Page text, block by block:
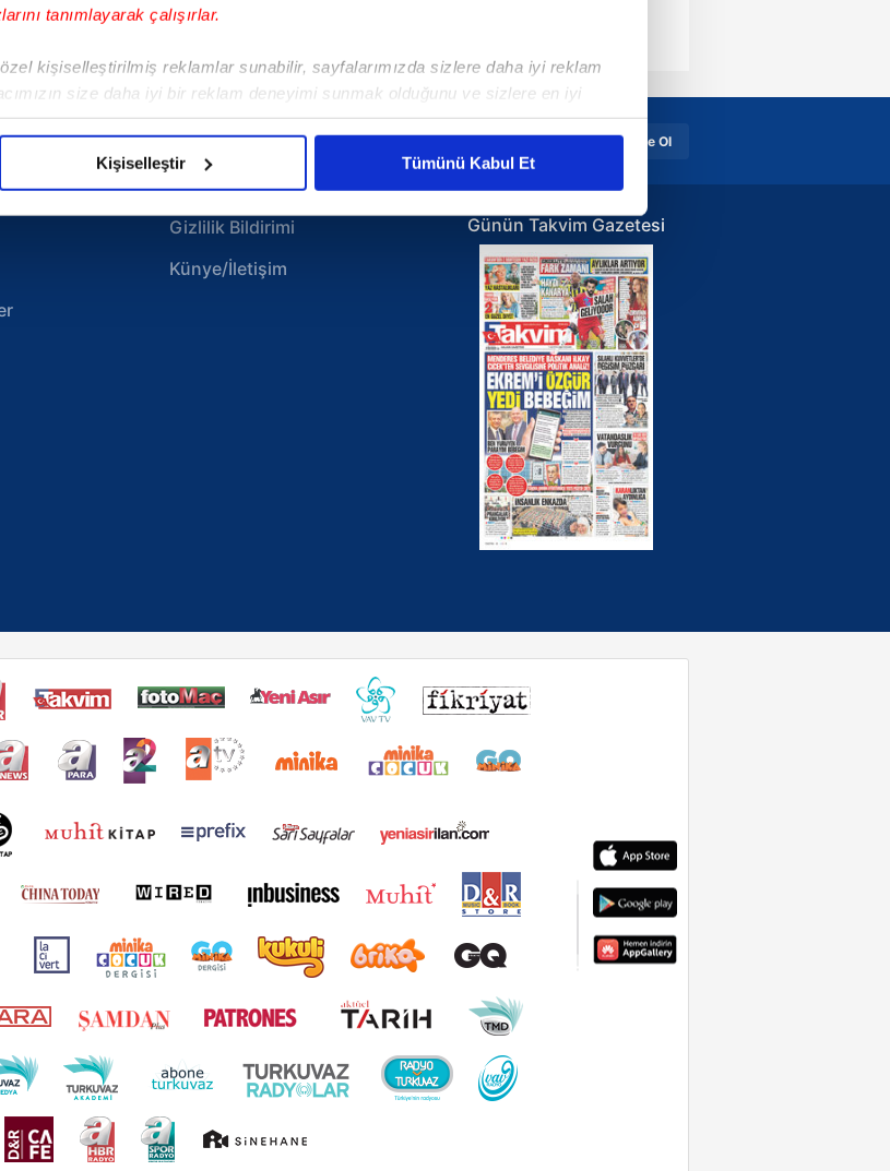
tanımlayarak çalışırlar.
kişiselleştirilmiş reklamlar sunabilir, sayfalarımızda sizlere daha iyi reklam
size daha iyi bir reklam deneyimi sunmak olduğunu ve sizlere en iyi
gösterdiğimizi ve bu noktada, reklamların maliyetlerimizi karşılamak
Sitemizde kendimize ve üçüncü kişilere ait çerezler kullanılmaktadır. Bu
işlenmekte olup gerekli olan çerezler bilgi toplumu hizmetlerinin sunulması
daha işlevsel kılınması ve kişiselleştirilmesi ve sizlere yönelik
panel vasıtasıyla belirleyebilirsiniz. Çerezlere ilişkin detaylı bilgi için Ayarlar
uyarınca hazırlanmış Aydınlatma Metnimizi okumak ve sitemizde ilgili
ilgili bilgi almak için lütfen
Kişiselleştir Tümünü Kabul Et
Üye Girişi Üye Ol
Gizlilik Bildirimi
Künye/İletişim
Günün Takvim Gazetesi